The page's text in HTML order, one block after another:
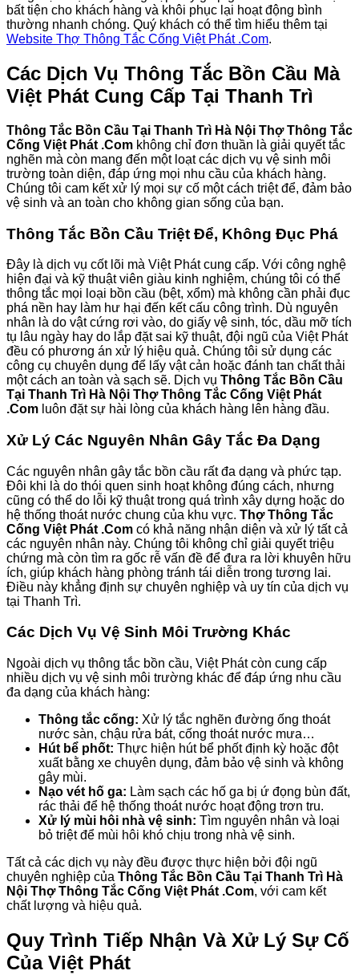
bất tiện cho khách hàng và khôi phục lại hoạt động bình
thường nhanh chóng. Quý khách có thể tìm hiểu thêm tại
Website Thợ Thông Tắc Cống Việt Phát .Com.
Các Dịch Vụ Thông Tắc Bồn Cầu Mà
Việt Phát Cung Cấp Tại Thanh Trì
Thông Tắc Bồn Cầu Tại Thanh Trì Hà Nội Thợ Thông Tắc
Cống Việt Phát .Com không chỉ đơn thuần là giải quyết tắc
nghẽn mà còn mang đến một loạt các dịch vụ vệ sinh môi
trường toàn diện, đáp ứng mọi nhu cầu của khách hàng.
Chúng tôi cam kết xử lý mọi sự cố một cách triệt để, đảm bảo
vệ sinh và an toàn cho không gian sống của bạn.
Thông Tắc Bồn Cầu Triệt Để, Không Đục Phá
Đây là dịch vụ cốt lõi mà Việt Phát cung cấp. Với công nghệ
hiện đại và kỹ thuật viên giàu kinh nghiệm, chúng tôi có thể
thông tắc mọi loại bồn cầu (bệt, xổm) mà không cần phải đục
phá nền hay làm hư hại đến kết cấu công trình. Dù nguyên
nhân là do vật cứng rơi vào, do giấy vệ sinh, tóc, dầu mỡ tích
tụ lâu ngày hay do lắp đặt sai kỹ thuật, đội ngũ của Việt Phát
đều có phương án xử lý hiệu quả. Chúng tôi sử dụng các
công cụ chuyên dụng để lấy vật cản hoặc đánh tan chất thải
một cách an toàn và sạch sẽ. Dịch vụ Thông Tắc Bồn Cầu
Tại Thanh Trì Hà Nội Thợ Thông Tắc Cống Việt Phát
.Com luôn đặt sự hài lòng của khách hàng lên hàng đầu.
Xử Lý Các Nguyên Nhân Gây Tắc Đa Dạng
Các nguyên nhân gây tắc bồn cầu rất đa dạng và phức tạp.
Đôi khi là do thói quen sinh hoạt không đúng cách, nhưng
cũng có thể do lỗi kỹ thuật trong quá trình xây dựng hoặc do
hệ thống thoát nước chung của khu vực. Thợ Thông Tắc
Cống Việt Phát .Com có khả năng nhận diện và xử lý tất cả
các nguyên nhân này. Chúng tôi không chỉ giải quyết triệu
chứng mà còn tìm ra gốc rễ vấn đề để đưa ra lời khuyên hữu
ích, giúp khách hàng phòng tránh tái diễn trong tương lai.
Điều này khẳng định sự chuyên nghiệp và uy tín của dịch vụ
tại Thanh Trì.
Các Dịch Vụ Vệ Sinh Môi Trường Khác
Ngoài dịch vụ thông tắc bồn cầu, Việt Phát còn cung cấp
nhiều dịch vụ vệ sinh môi trường khác để đáp ứng nhu cầu
đa dạng của khách hàng:
Thông tắc cống: Xử lý tắc nghẽn đường ống thoát
nước sàn, chậu rửa bát, cống thoát nước mưa…
Hút bể phốt: Thực hiện hút bể phốt định kỳ hoặc đột
xuất bằng xe chuyên dụng, đảm bảo vệ sinh và không
gây mùi.
Nạo vét hố ga: Làm sạch các hố ga bị ứ đọng bùn đất,
rác thải để hệ thống thoát nước hoạt động trơn tru.
Xử lý mùi hôi nhà vệ sinh: Tìm nguyên nhân và loại
bỏ triệt để mùi hôi khó chịu trong nhà vệ sinh.
Tất cả các dịch vụ này đều được thực hiện bởi đội ngũ
chuyên nghiệp của Thông Tắc Bồn Cầu Tại Thanh Trì Hà
Nội Thợ Thông Tắc Cống Việt Phát .Com, với cam kết
chất lượng và hiệu quả.
Quy Trình Tiếp Nhận Và Xử Lý Sự Cố
Của Việt Phát